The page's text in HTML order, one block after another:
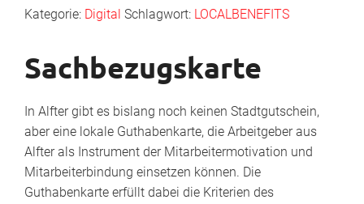
Kategorie: Digital Schlagwort: LOCALBENEFITS
Sachbezugskarte
In Alfter gibt es bislang noch keinen Stadtgutschein,
aber eine lokale Guthabenkarte, die Arbeitgeber aus
Alfter als Instrument der Mitarbeitermotivation und
Mitarbeiterbindung einsetzen können. Die
Guthabenkarte erfüllt dabei die Kriterien des